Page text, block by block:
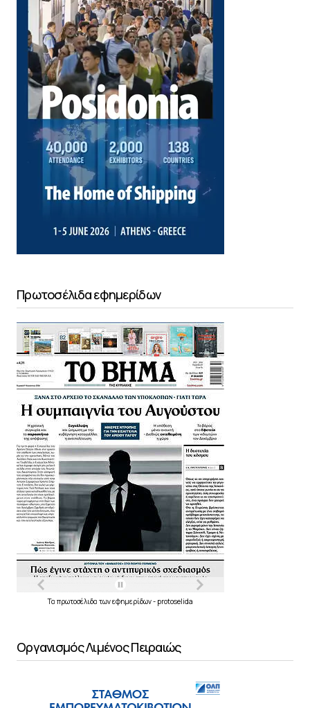
Πρωτοσέλιδα εφημερίδων
Τα πρωτοσέλιδα τωνεφημερίδων- protoselida
Οργανισμός Λιμένος Πειραιώς